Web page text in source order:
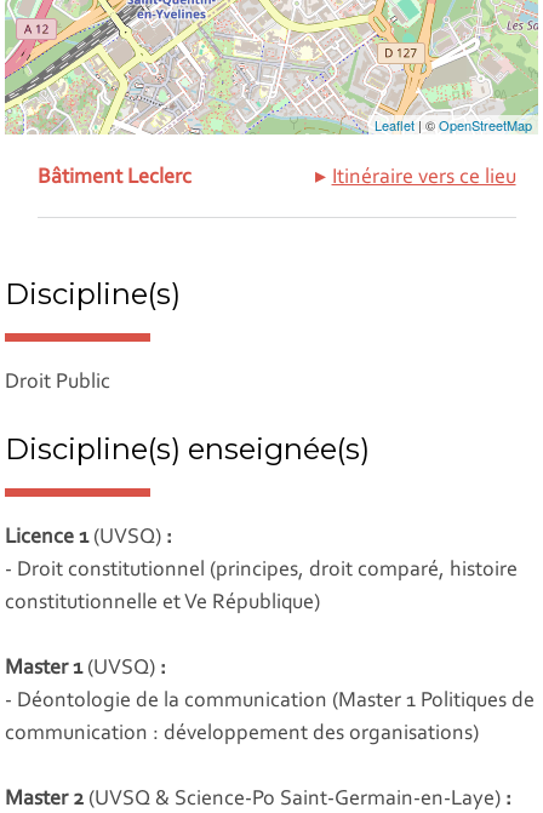
Leaflet| ©OpenStreetMap
Itinéraire vers ce lieu
Bâtiment Leclerc
Discipline(s)
Droit Public
Discipline(s) enseignée(s)
Licence 1 (UVSQ) :
- Droit constitutionnel (principes, droit comparé, histoire
constitutionnelle et Ve République)
Master 1 (UVSQ) :
- Déontologie de la communication (Master 1 Politiques de
communication : développement des organisations)
Master 2 (UVSQ & Science-Po Saint-Germain-en-Laye) :